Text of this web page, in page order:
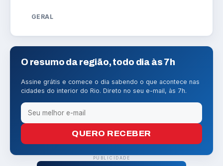
GERAL
O resumo da região, todo dia às 7h
Assine grátis e comece o dia sabendo o que acontece nas
cidades do interior do Rio. Direto no seu e-mail, às 7h.
QUERO RECEBER
PUBLICIDADE